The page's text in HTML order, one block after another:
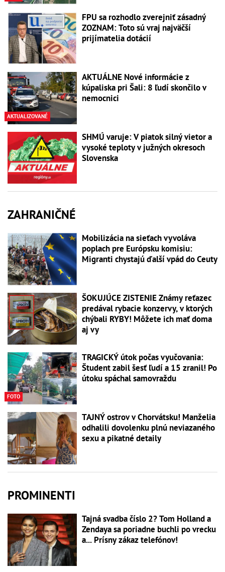
FPU sa rozhodlo zverejniť zásadný
ZOZNAM: Toto sú vraj najväčší
prijímatelia dotácií
AKTUALIZOVANÉ
AKTUÁLNE Nové informácie z
kúpaliska pri Šali: 8 ľudí skončilo v
nemocnici
SHMÚ varuje: V piatok silný vietor a
vysoké teploty v južných okresoch
Slovenska
ZAHRANIČNÉ
Mobilizácia na sieťach vyvoláva
poplach pre Európsku komisiu:
Migranti chystajú ďalší vpád do Ceuty
ŠOKUJÚCE ZISTENIE Známy reťazec
predával rybacie konzervy, v ktorých
chýbali RYBY! Môžete ich mať doma
aj vy
FOTO
TRAGICKÝ útok počas vyučovania:
Študent zabil šesť ľudí a 15 zranil! Po
útoku spáchal samovraždu
TAJNÝ ostrov v Chorvátsku! Manželia
odhalili dovolenku plnú neviazaného
sexu a pikatné detaily
PROMINENTI
Tajná svadba číslo 2? Tom Holland a
Zendaya sa poriadne buchli po vrecku
a... Prísny zákaz telefónov!